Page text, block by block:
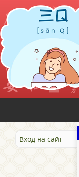
Вход на сайт